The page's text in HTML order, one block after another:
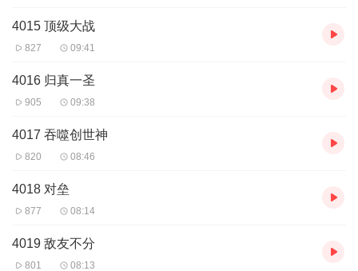
4015 顶级大战
827 09:41
4016 归真一圣
905 09:38
4017 吞噬创世神
820 08:46
4018 对垒
877 08:14
4019 敌友不分
801 08:13